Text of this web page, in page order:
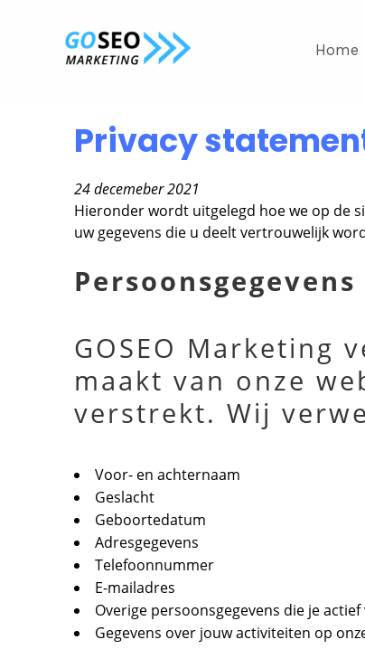
Home
Privacy
24 decemeber 2021
Hieronder wordt uitgelegd hoe we op de
uw gegevens die u deelt vertrouwelijk
Persoonsgegevens
GOSEO Marketing
maakt van onze
verstrekt. Wij
Voor- en achternaam
Geslacht
Geboortedatum
Adresgegevens
Telefoonnummer
E-mailadres
Overige persoonsgegevens die je
Gegevens over jouw activiteiten op